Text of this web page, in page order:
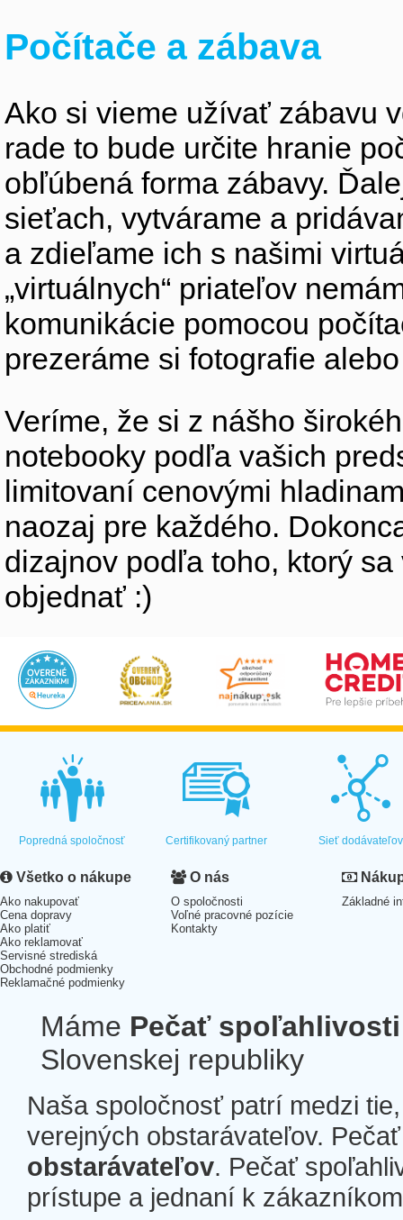
Počítače a zábava
Ako si vieme užívať zábavu
rade to bude určite hranie
obľúbená forma zábavy.
sieťach, vytvárame a
a zdieľame ich s našimi
„virtuálnych“ priateľov
komunikácie pomocou
prezeráme si fotografie
Veríme, že si z nášho
notebooky podľa vašich
limitovaní cenovými
naozaj pre každého.
dizajnov podľa toho, ktorý
objednať :)
Popredná spoločnosť Certifikovaný partner Sieť dodávateľov
Všetko o nákupe
Ako nakupovať
Cena dopravy
Ako platiť
Ako reklamovať
Servisné strediská
Obchodné podmienky
Reklamačné podmienky
O nás
O spoločnosti
Voľné pracovné pozície
Kontakty
Základné
Máme Pečať spoľahlivosti
Slovenskej republiky
Naša spoločnosť patrí medzi
verejných obstarávateľov.
obstarávateľov. Pečať
prístupe a jednaní k